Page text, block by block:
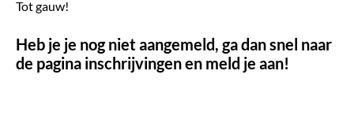
Tot gauw!
Heb je je nog niet aangemeld, ga dan snel naar
de pagina inschrijvingen en meld je aan!